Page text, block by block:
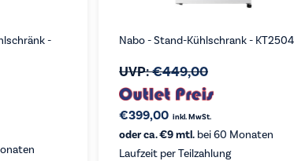
-
Nabo - Stand-Kühlschrank - KT2504
UVP:€449,00
€399,00 inkl. MwSt.
oder ca. €9 mtl. bei 60 Monaten
Laufzeit per Teilzahlung